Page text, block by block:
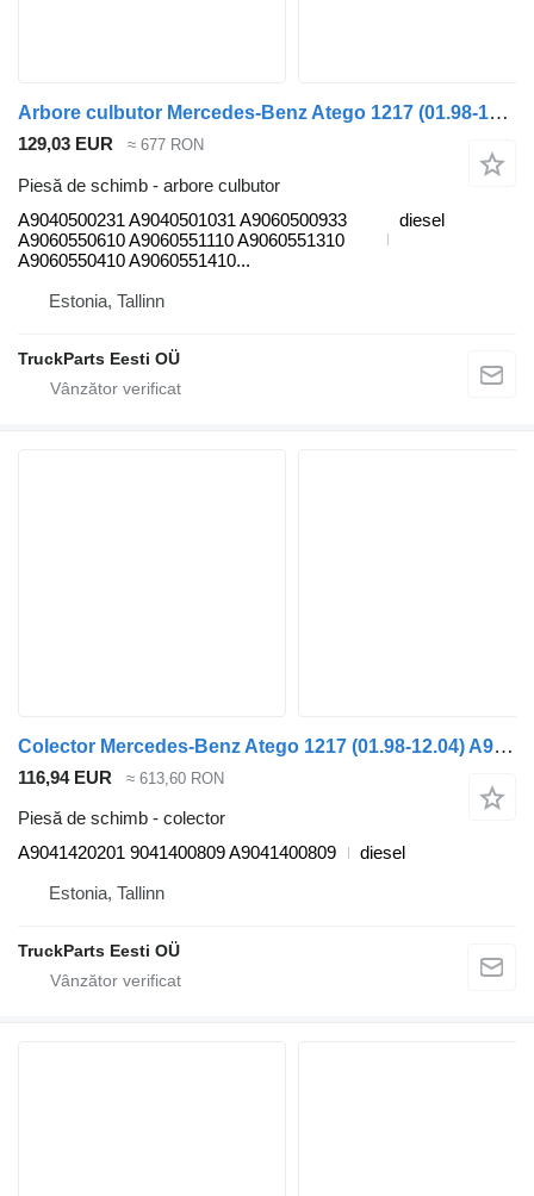
Arbore culbutor Mercedes-Benz Atego 1217 (01.98-12.04) A9040500231 pentru cap tractor Mercedes-Benz Atego, Atego 2, Atego 3 (1996-)
129,03 EUR ≈ 677 RON
Piesă de schimb - arbore culbutor
A9040500231 A9040501031 A9060500933
A9060550610 A9060551110 A9060551310
A9060550410 A9060551410...
diesel
Estonia, Tallinn
TruckParts Eesti OÜ
Colector Mercedes-Benz Atego 1217 (01.98-12.04) A9041420201 pentru cap tractor Mercedes-Benz Atego, Atego 2, Atego 3 (1996-)
116,94 EUR ≈ 613,60 RON
Piesă de schimb - colector
A9041420201 9041400809 A9041400809
diesel
Estonia, Tallinn
TruckParts Eesti OÜ